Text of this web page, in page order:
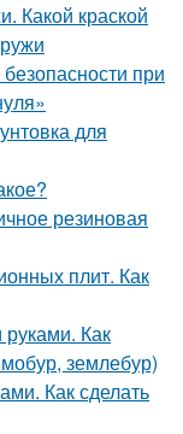
Какой краской
при
для
резиновая
плит. Как
руками. Как
землебур)
Как сделать